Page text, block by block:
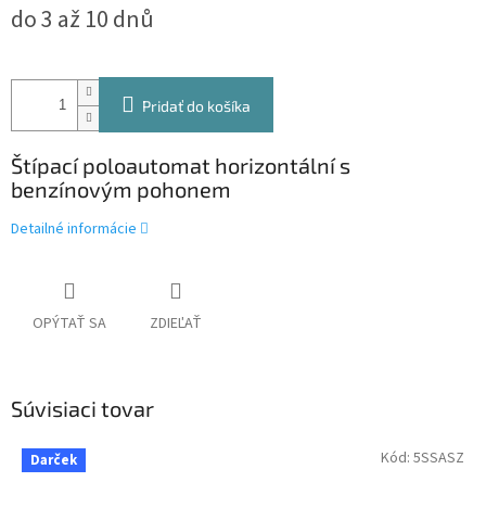
cena:
do 3 až 10 dnů
Pridať do košíka
Štípací poloautomat horizontální s
benzínovým pohonem
Detailné informácie
OPÝTAŤ SA ZDIEĽAŤ
Súvisiaci tovar
Darček Kód: 5SSASZ